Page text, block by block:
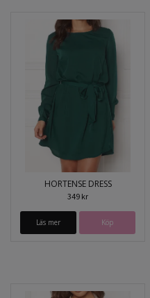
HORTENSE DRESS
349 kr
Läs mer Köp